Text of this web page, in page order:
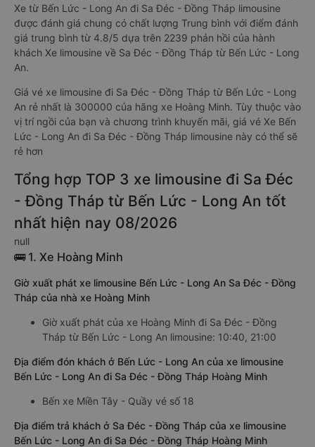
Xe từ Bến Lức - Long An đi Sa Đéc - Đồng Tháp limousine
được đánh giá chung có chất lượng Trung bình với điểm đánh
giá trung bình từ 4.8/5 dựa trên 2239 phản hồi của hành
khách Xe limousine về Sa Đéc - Đồng Tháp từ Bến Lức - Long
An.
Giá vé xe limousine đi Sa Đéc - Đồng Tháp từ Bến Lức - Long
An rẻ nhất là 300000 của hãng xe Hoàng Minh. Tùy thuộc vào
vị trí ngồi của bạn và chương trình khuyến mãi, giá vé Xe Bến
Lức - Long An đi Sa Đéc - Đồng Tháp limousine này có thể sẽ
rẻ hơn
Tổng hợp TOP 3 xe limousine đi Sa Đéc
- Đồng Tháp từ Bến Lức - Long An tốt
nhất hiện nay 08/2026
null
🚌 1. Xe Hoàng Minh
Giờ xuất phát xe limousine Bến Lức - Long An Sa Đéc - Đồng
Tháp của nhà xe Hoàng Minh
Giờ xuất phát của xe Hoàng Minh đi Sa Đéc - Đồng
Tháp từ Bến Lức - Long An limousine: 10:40, 21:00
Địa điểm đón khách ở Bến Lức - Long An của xe limousine
Bến Lức - Long An đi Sa Đéc - Đồng Tháp Hoàng Minh
Bến xe Miền Tây - Quầy vé số 18
Địa điểm trả khách ở Sa Đéc - Đồng Tháp của xe limousine
Bến Lức - Long An đi Sa Đéc - Đồng Tháp Hoàng Minh